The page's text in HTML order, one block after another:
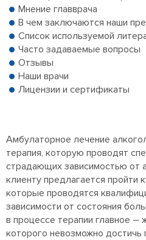
Мнение главврача
В чем заключаются наши
Список используемой
Часто задаваемые вопросы
Отзывы
Наши врачи
Лицензии и сертификаты
Амбулаторное лечение
терапия, которую проводят
страдающих зависимостью от
клиенту предлагается пройти
которые проводятся
зависимости от состояния
в процессе терапии главное –
которого невозможно